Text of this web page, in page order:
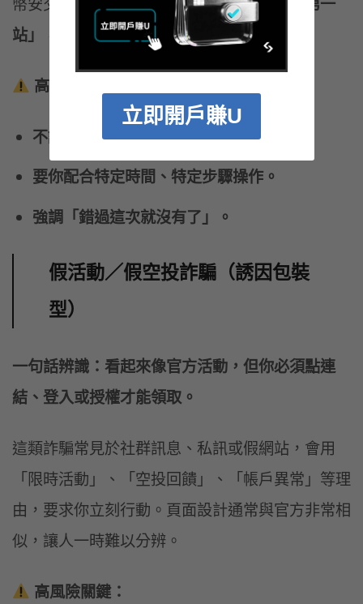
立即開戶賺U
幣安交易所在這裡扮演的角色，通常只是
「第一
站」
，用來建立「這是正規操作」的錯覺。
高風險關鍵：
不讓你自己研究或決定。
要你配合特定時間、特定步驟操作。
強調「錯過這次就沒有了」。
假活動／假空投詐騙（誘因包裝
型）
一句話辨識：看起來像官方活動，但你必須點連
結、登入或授權才能領取。
這類詐騙常見於社群訊息、私訊或假網站，會用
「限時活動」、「空投回饋」、「帳戶異常」等理
由，要求你立刻行動。頁面設計通常與官方非常相
似，讓人一時難以分辨。
高風險關鍵：